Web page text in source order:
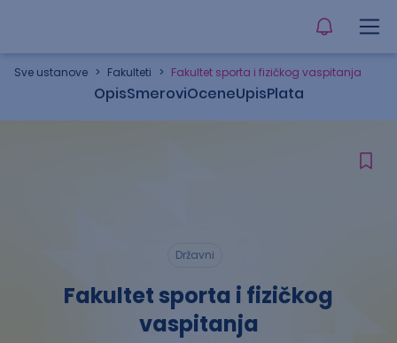
Sve ustanove > Fakulteti > Fakultet sporta i fizičkog vaspitanja
OpisSmeroviOceneUpisPlata
Državni
Fakultet sporta i fizičkog
vaspitanja